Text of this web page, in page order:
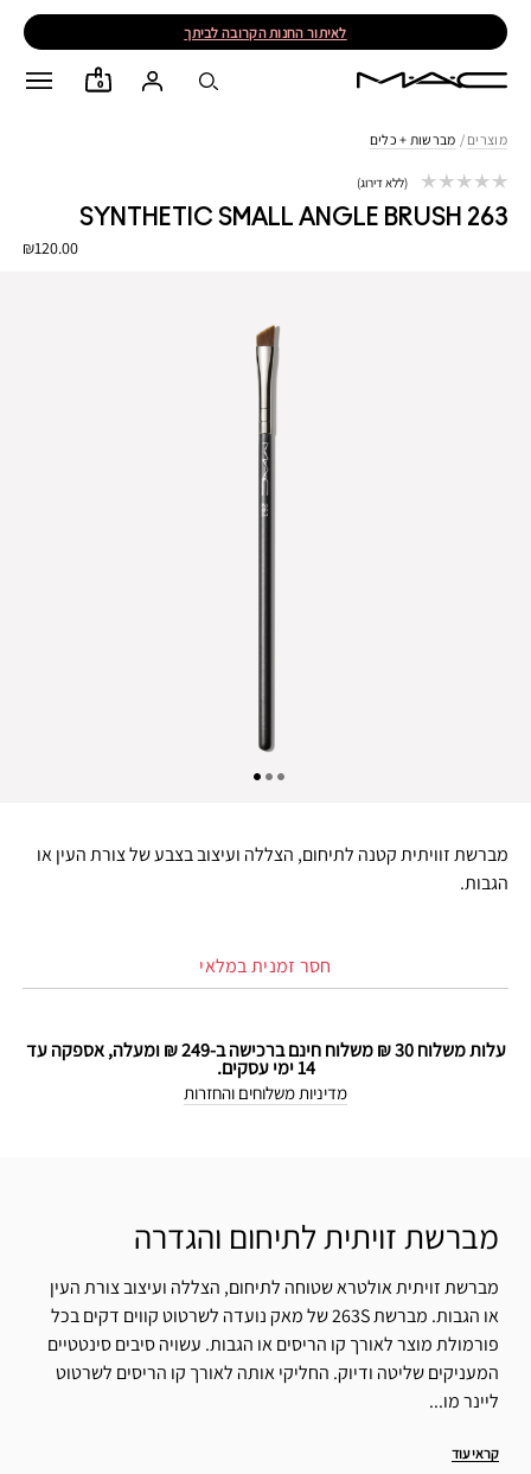
לאיתור החנות הקרובה לביתך
0
מוצרים / מברשות + כלים
263 SYNTHETIC SMALL ANGLE BRUSH
₪120.00
ללא דירוג
מברשת זוויתית קטנה לתיחום, הצללה ועיצוב בצבע של צורת העין או
הגבות.
חסר זמנית במלאי
עלות משלוח 30 ₪ משלוח חינם ברכישה ב-249 ₪ ומעלה, אספקה עד
14 ימי עסקים.
מדיניות משלוחים והחזרות
מברשת זויתית לתיחום והגדרה
מברשת זויתית אולטרא שטוחה לתיחום, הצללה ועיצוב צורת העין
או הגבות. מברשת 263S של מאק נועדה לשרטוט קווים דקים בכל
פורמולת מוצר לאורך קו הריסים או הגבות. עשויה סיבים סינטטיים
המעניקים שליטה ודיוק. החליקי אותה לאורך קו הריסים לשרטוט
ליינר מו...
קראי עוד